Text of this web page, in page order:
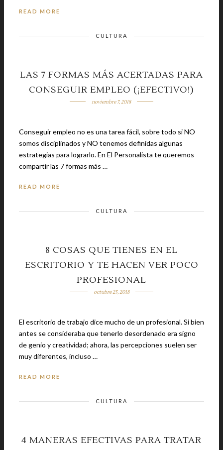
READ MORE
CULTURA
LAS 7 FORMAS MÁS ACERTADAS PARA
CONSEGUIR EMPLEO (¡EFECTIVO!)
noviembre 7, 2018
Conseguir empleo no es una tarea fácil, sobre todo si NO
somos disciplinados y NO tenemos definidas algunas
estrategias para lograrlo. En El Personalista te queremos
compartir las 7 formas más …
READ MORE
CULTURA
8 COSAS QUE TIENES EN EL
ESCRITORIO Y TE HACEN VER POCO
PROFESIONAL
octubre 25, 2018
El escritorio de trabajo dice mucho de un profesional. Si bien
antes se consideraba que tenerlo desordenado era signo
de genio y creatividad; ahora, las percepciones suelen ser
muy diferentes, incluso …
READ MORE
CULTURA
4 MANERAS EFECTIVAS PARA TRATAR